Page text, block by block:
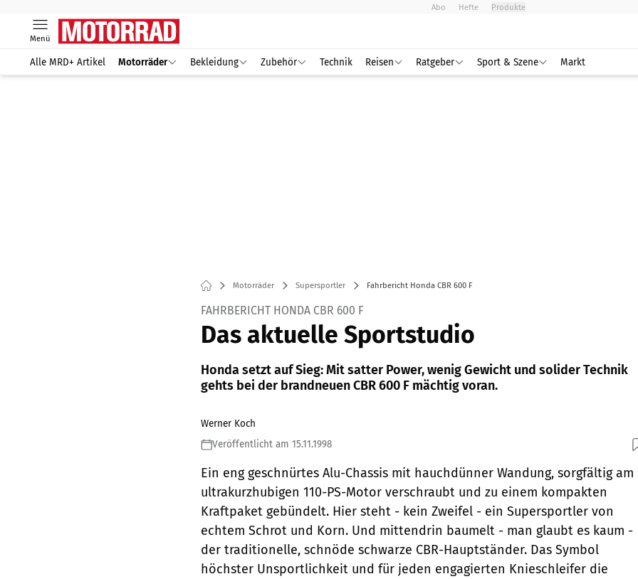
Abo Hefte Produkte
Menü
Alle MRD+ Artikel Motorräder Bekleidung Zubehör Technik Reisen Ratgeber Sport & Szene Markt
Motorräder Supersportler Fahrbericht Honda CBR 600 F
FAHRBERICHT HONDA CBR 600 F
Das aktuelle Sportstudio
Honda setzt auf Sieg: Mit satter Power, wenig Gewicht und solider Technik
gehts bei der brandneuen CBR 600 F mächtig voran.
Werner Koch
Veröffentlicht am 15.11.1998
Ein eng geschnürtes Alu-Chassis mit hauchdünner Wandung, sorgfältig am
ultrakurzhubigen 110-PS-Motor verschraubt und zu einem kompakten
Kraftpaket gebündelt. Hier steht - kein Zweifel - ein Supersportler von
echtem Schrot und Korn. Und mittendrin baumelt - man glaubt es kaum -
der traditionelle, schnöde schwarze CBR-Hauptständer. Das Symbol
höchster Unsportlichkeit und für jeden engagierten Knieschleifer die